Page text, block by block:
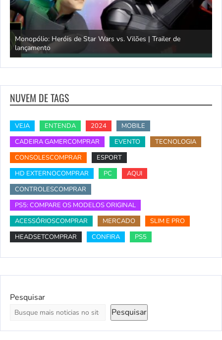
Monopólio: Heróis de Star Wars vs. Vilões | Trailer de
lançamento
NUVEM DE TAGS
VEJA ENTENDA 2024
MOBILE
CADEIRA GAMERCOMPRAR
EVENTO
TECNOLOGIA
CONSOLESCOMPRAR
ESPORT
HD EXTERNOCOMPRAR
PC
AQUI
CONTROLESCOMPRAR
PS5: COMPARE OS MODELOS ORIGINAL
ACESSÓRIOSCOMPRAR
MERCADO
SLIM E PRO
HEADSETCOMPRAR
CONFIRA PS5
Pesquisar
Pesquisar